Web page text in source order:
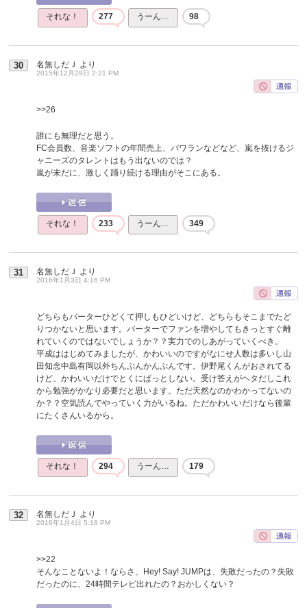
それな！ 277 うーん… 98
30 名無しだＪ より
2015年12月29日 2:21 PM
>>26
誰にも無理だと思う。
FC会員数、音楽ソフトの年間売上、パワランなどなど、嵐を抜けるジ
ャニーズのタレントはもう出ないのでは？
嵐が未だに、激しく踊り続ける理由がそこにある。
それな！ 233 うーん… 349
31 名無しだＪ より
2016年1月3日 4:16 PM
どちらもバーターひどくて押しもひどいけど、どちらもそこまでたど
りつかないと思います。バーターでファンを増やしてもきっとすぐ離
れていくのではないでしょうか？？実力でのしあがっていくべき。
平成ははじめてみましたが、かわいいのですがなにせ人数は多いし山
田知念中島有岡以外ちんぷんかんぷんです。伊野尾くんがおされてる
けど、かわいいだけでとくにぱっとしない。受け答えがヘタだしこれ
から勉強がかなり必要だと思います。ただ天然なのかわかってないの
か？？空気読んでやっていく力がいるね。ただかわいいだけなら後輩
にたくさんいるから。
それな！ 294 うーん… 179
32 名無しだＪ より
2016年1月4日 5:18 PM
>>22
そんなことないよ！ならさ、Hey! Say! JUMPは、失敗だったの？失敗
だったのに、24時間テレビ出れたの？おかしくない？